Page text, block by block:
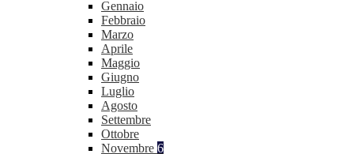
Gennaio
Febbraio
Marzo
Aprile
Maggio
Giugno
Luglio
Agosto
Settembre
Ottobre
Novembre 6